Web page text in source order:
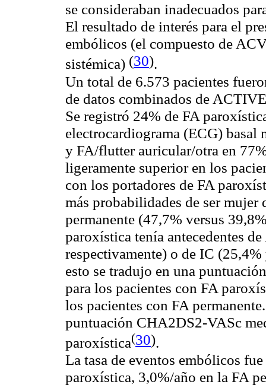
se consideraban inadecuados
El resultado de interés para el
embólicos (el compuesto de
sistémica) (30).
Un total de 6.573 pacientes
de datos combinados de
Se registró 24% de FA
electrocardiograma (ECG) basal
y FA/flutter auricular/otra en
ligeramente superior en los
con los portadores de FA
más probabilidades de ser mujer
permanente (47,7% versus
paroxística tenía antecedentes
respectivamente) o de IC
esto se tradujo en una
para los pacientes con FA
los pacientes con FA
puntuación CHA2DS2-VASc
paroxística(30).
La tasa de eventos embólicos
paroxística, 3,0%/año en la FA